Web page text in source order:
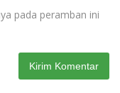
pada peramban ini